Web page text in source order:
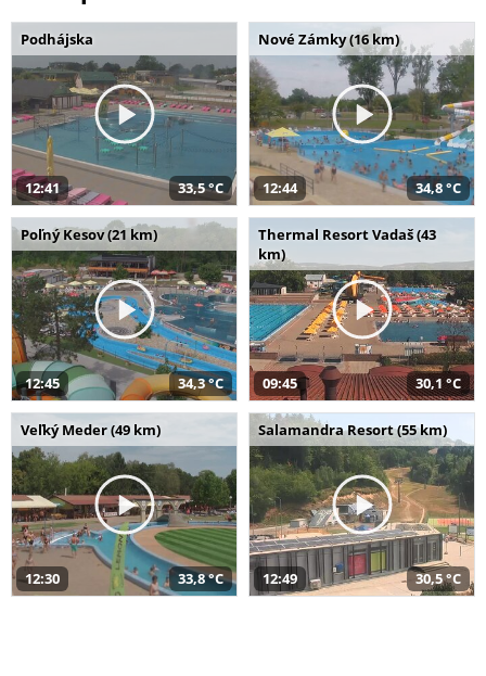
Podhájska
12:41 33,5 °C
Nové Zámky (16 km)
12:44 34,8 °C
Poľný Kesov (21 km)
12:45 34,3 °C
Thermal Resort Vadaš (43
km)
09:45 30,1 °C
Veľký Meder (49 km)
12:30 33,8 °C
Salamandra Resort (55 km)
12:49 30,5 °C